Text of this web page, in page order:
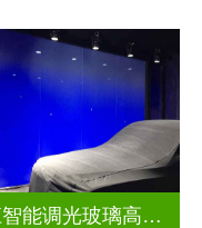
浙江智能调光玻璃高隔间拆装